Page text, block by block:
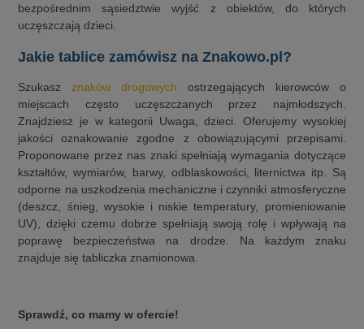
bezpośrednim sąsiedztwie wyjść z obiektów, do których
uczęszczają dzieci.
Jakie tablice zamówisz na Znakowo.pl?
Szukaszznaków drogowych ostrzegających kierowców o
miejscach często uczęszczanych przez najmłodszych.
Znajdziesz je w kategorii Uwaga, dzieci. Oferujemy wysokiej
jakości oznakowanie zgodne z obowiązującymi przepisami.
Proponowane przez nas znaki spełniają wymagania dotyczące
kształtów, wymiarów, barwy, odblaskowości, liternictwa itp. Są
odporne na uszkodzenia mechaniczne i czynniki atmosferyczne
(deszcz, śnieg, wysokie i niskie temperatury, promieniowanie
UV), dzięki czemu dobrze spełniają swoją rolę i wpływają na
poprawę bezpieczeństwa na drodze. Na każdym znaku
znajduje się tabliczka znamionowa.
Sprawdź, co mamy w ofercie!